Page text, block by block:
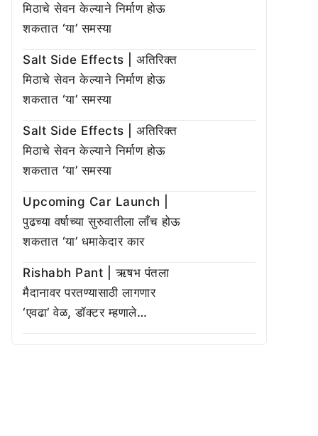
मिठाचे सेवन केल्याने निर्माण होऊ
शकतात ‘या’ समस्या
Salt Side Effects | अतिरिक्त
मिठाचे सेवन केल्याने निर्माण होऊ
शकतात ‘या’ समस्या
Salt Side Effects | अतिरिक्त
मिठाचे सेवन केल्याने निर्माण होऊ
शकतात ‘या’ समस्या
Upcoming Car Launch |
पुढच्या वर्षाच्या सुरुवातीला लाँच होऊ
शकतात ‘या’ धमाकेदार कार
Rishabh Pant | ऋषभ पंतला
मैदानावर परतण्यासाठी लागणार
‘एवढा’ वेळ, डॉक्टर म्हणाले…